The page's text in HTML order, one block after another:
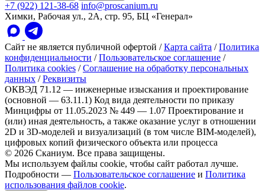
+7 (922) 121-38-68 info@proscanium.ru
Химки, Рабочая ул., 2А, стр. 95, БЦ «Генерал»
Сайт не является публичной офертой / Карта сайта / Политика
конфиденциальности / Пользовательское соглашение /
Политика cookies / Соглашение на обработку персональных
данных / Реквизиты
ОКВЭД 71.12 — инженерные изыскания и проектирование
(основной — 63.11.1) Код вида деятельности по приказу
Минцифры от 11.05.2023 № 449 — 1.07 Проектирование и
(или) иная деятельность, а также оказание услуг в отношении
2D и 3D-моделей и визуализаций (в том числе BIM-моделей),
цифровых копий физического объекта или процесса
© 2026 Сканиум. Все права защищены.
Мы используем файлы cookie, чтобы сайт работал лучше.
Подробности — Пользовательское соглашение и Политика
использования файлов cookie.